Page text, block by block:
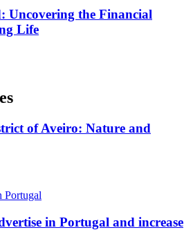
Uncovering the Financial
Life
of Aveiro: Nature and
in Portugal and increase